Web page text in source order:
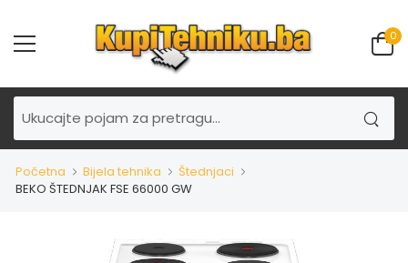
0
Početna Bijela tehnika
Štednjaci
BEKO ŠTEDNJAK FSE 66000 GW